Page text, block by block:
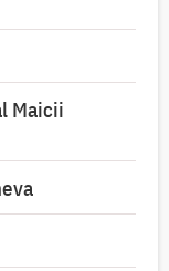
Maicii